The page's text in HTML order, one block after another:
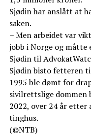
Sjødin har anslått at
saken.
– Men arbeidet var
jobb i Norge og måtte
Sjødin til
Sjødin bisto fetteren
1995 ble dømt for
sivilrettslige dommen
2022, over 24 år etter
tinghus.
(©NTB)